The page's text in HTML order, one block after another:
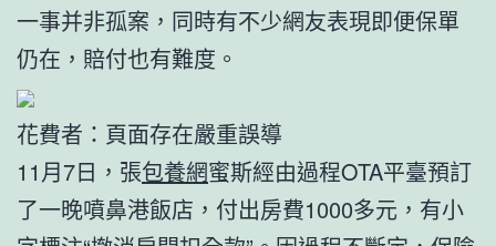
一事并非孤案，同時有不少網友表現即便保單
仍在，賠付也有難度。
花費者：頁面存在嚴重誤導
11月7日，張包養網蜜斯經由過程OTA平臺預訂
了一晚噴鼻港飯店，付出房費1000多元，有小